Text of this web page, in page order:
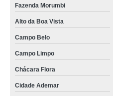
Fazenda Morumbi
Alto da Boa Vista
Campo Belo
Campo Limpo
Chácara Flora
Cidade Ademar